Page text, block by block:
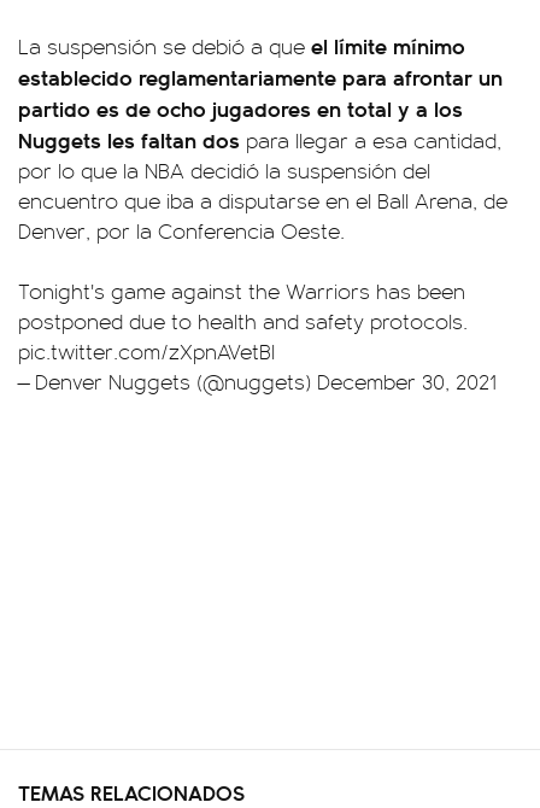
La suspensión se debió a que el límite mínimo
establecido reglamentariamente para afrontar un
partido es de ocho jugadores en total y a los
Nuggets les faltan dos para llegar a esa cantidad,
por lo que la NBA decidió la suspensión del
encuentro que iba a disputarse en el Ball Arena, de
Denver, por la Conferencia Oeste.
Tonight's game against the Warriors has been
postponed due to health and safety protocols.
pic.twitter.com/zXpnAVetBl
— Denver Nuggets (@nuggets) December 30, 2021
TEMAS RELACIONADOS